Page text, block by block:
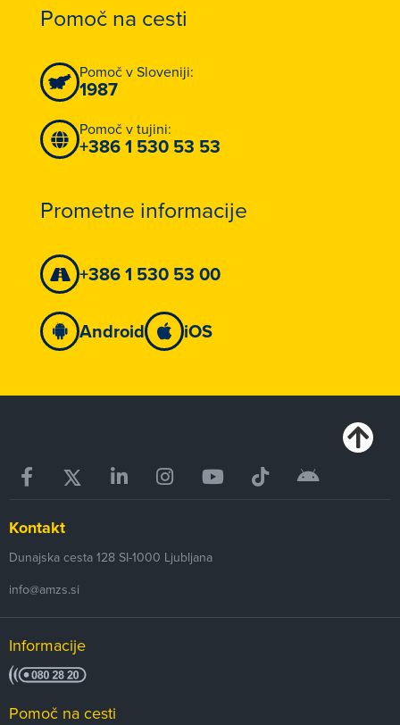
Pomoč na cesti
Pomoč v Sloveniji:
1987
Pomoč v tujini:
+386 1 530 53 53
Prometne informacije
+386 1 530 53 00
Android iOS
Kontakt
Dunajska cesta 128 SI-1000 Ljubljana
info@amzs.si
Informacije
Pomoč na cesti